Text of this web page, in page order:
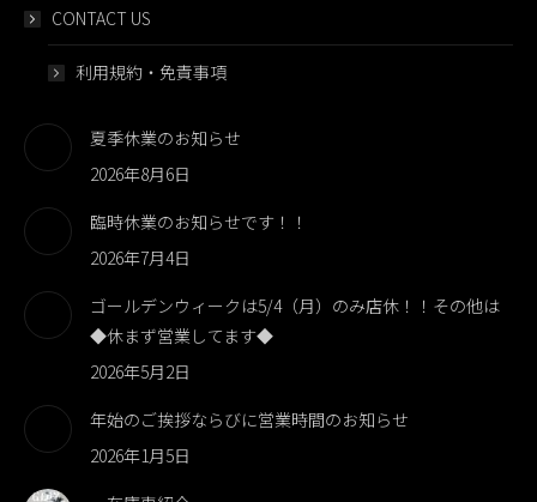
CONTACT US
利用規約・免責事項
夏季休業のお知らせ
2026年8月6日
臨時休業のお知らせです！！
2026年7月4日
ゴールデンウィークは5/4（月）のみ店休！！その他は
◆休まず営業してます◆
2026年5月2日
年始のご挨拶ならびに営業時間のお知らせ
2026年1月5日